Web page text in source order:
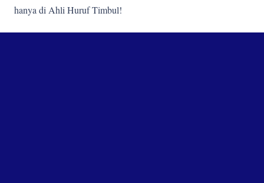
hanya di Ahli Huruf Timbul!